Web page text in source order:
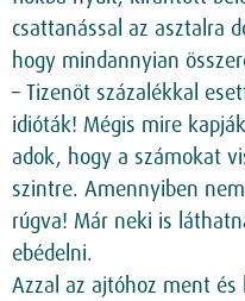
csattanással az asztalra
hogy mindannyian
– Tizenöt százalékkal
idióták! Mégis mire
adok, hogy a számokat
szintre. Amennyiben
rúgva! Már neki is
ebédelni.
Azzal az ajtóhoz ment és